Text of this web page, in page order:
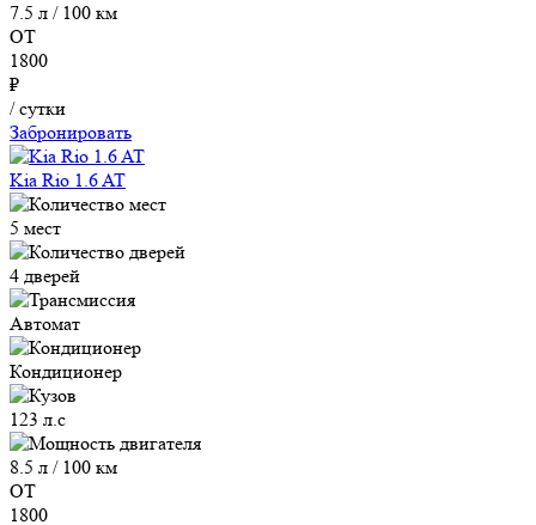
7.5 л / 100 км
ОТ
1800
₽
/ сутки
Забронировать
Kia Rio 1.6 AT
5 мест
4 дверей
Автомат
Кондиционер
123 л.с
8.5 л / 100 км
ОТ
1800